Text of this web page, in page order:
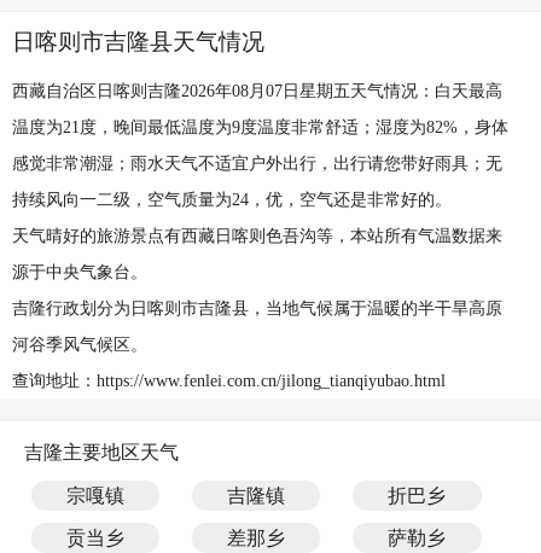
日喀则市吉隆县天气情况
西藏自治区日喀则吉隆2026年08月07日星期五天气情况：白天最高
温度为21度，晚间最低温度为9度温度非常舒适；湿度为82%，身体
感觉非常潮湿；雨水天气不适宜户外出行，出行请您带好雨具；无
持续风向一二级，空气质量为24，优，空气还是非常好的。
天气晴好的旅游景点有西藏日喀则色吾沟等，本站所有气温数据来
源于中央气象台。
吉隆行政划分为日喀则市吉隆县，当地气候属于温暖的半干旱高原
河谷季风气候区。
查询地址：https://www.fenlei.com.cn/jilong_tianqiyubao.html
吉隆主要地区天气
宗嘎镇 吉隆镇 折巴乡
贡当乡 差那乡 萨勒乡